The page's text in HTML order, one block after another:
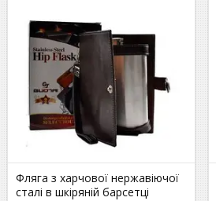
Фляга з харчової нержавіючої
сталі в шкіряній барсетці